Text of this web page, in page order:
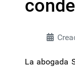
La abogada